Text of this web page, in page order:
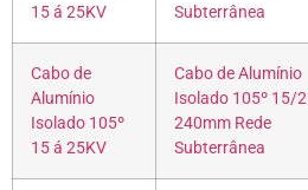
15 á 25KV
Subterrânea
Cabo de
Alumínio
Isolado 105º
15 á 25KV
Cabo de Alumínio
Isolado 105º 15/
240mm Rede
Subterrânea